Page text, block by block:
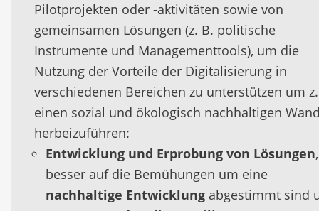
Pilotprojekten oder -aktivitäten sowie von
gemeinsamen Lösungen (z. B. politische
Instrumente und Managementtools), um die
Nutzung der Vorteile der Digitalisierung in
verschiedenen Bereichen zu unterstützen um
einen sozial und ökologisch nachhaltigen
herbeizuführen:
Entwicklung und Erprobung von Lösungen
besser auf die Bemühungen um eine
nachhaltige Entwicklung abgestimmt sind